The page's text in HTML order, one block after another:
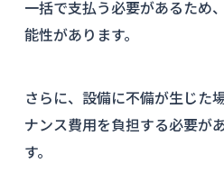
一括で支払う必要があるため
能性があります。
さらに、設備に不備が生じた
ナンス費用を負担する必要が
す。